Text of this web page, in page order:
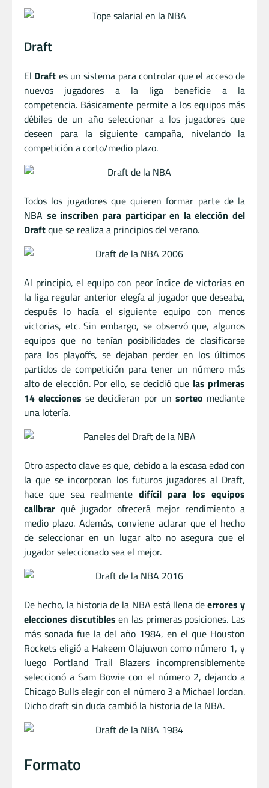
Draft
El Draft es un sistema para controlar que el acceso de
nuevos jugadores a la liga beneficie a la
competencia. Básicamente permite a los equipos más
débiles de un año seleccionar a los jugadores que
deseen para la siguiente campaña, nivelando la
competición a corto/medio plazo.
Todos los jugadores que quieren formar parte de la
NBA se inscriben para participar en la elección del
Draftque se realiza a principios del verano.
Al principio, el equipo con peor índice de victorias en
la liga regular anterior elegía al jugador que deseaba,
después lo hacía el siguiente equipo con menos
victorias, etc. Sin embargo, se observó que, algunos
equipos que no tenían posibilidades de clasificarse
para los playoffs, se dejaban perder en los últimos
partidos de competición para tener un número más
alto de elección. Por ello, se decidió que las primeras
14 elecciones se decidieran por un sorteo mediante
una lotería.
Otro aspecto clave es que, debido a la escasa edad con
la que se incorporan los futuros jugadores al Draft,
hace que sea realmentedifícil para los equipos
calibrar qué jugador ofrecerá mejor rendimiento a
medio plazo. Además, conviene aclarar que el hecho
de seleccionar en un lugar alto no asegura que el
jugador seleccionado sea el mejor.
De hecho, la historia de la NBA está llena deerrores y
elecciones discutibles en las primeras posiciones. Las
más sonada fue la del año 1984, en el que Houston
Rockets eligió a Hakeem Olajuwon como número 1, y
luego Portland Trail Blazers incomprensiblemente
seleccionó a Sam Bowie con el número 2, dejando a
Chicago Bulls elegir con el número 3 a Michael Jordan.
Dicho draft sin duda cambió la historia de la NBA.
Formato